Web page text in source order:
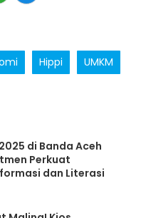
Hippi UMKM
di Banda Aceh
Perkuat
dan Literasi